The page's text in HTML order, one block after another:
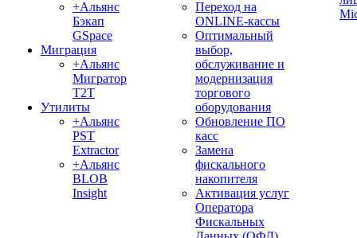
+Альянс
Бэкап
GSpace
Миграция
+Альянс
Мигратор
Т2Т
Утилиты
+Альянс
PST
Extractor
+Альянс
BLOB
Insight
Переход на
ONLINE-кассы
Оптимальный
выбор,
обслуживание и
модернизация
торгового
оборудования
Обновление ПО
касс
Замена
фискального
накопителя
Активация услуг
Оператора
Фискальных